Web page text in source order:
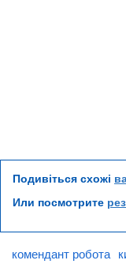
Подивіться схожі
Или посмотрите
комендант робота